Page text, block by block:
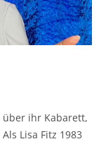
über ihr Kabarett,
Lisa Fitz 1983